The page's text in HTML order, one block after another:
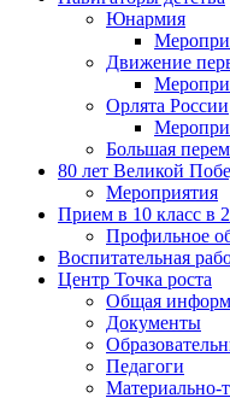
Юнармия
Движение
Орлята России
Большая
80 лет Великой
Мероприятия
Прием в 10 класс в
Профильное
Воспитательная
Центр Точка роста
Общая
Документы
Педагоги
Материально-